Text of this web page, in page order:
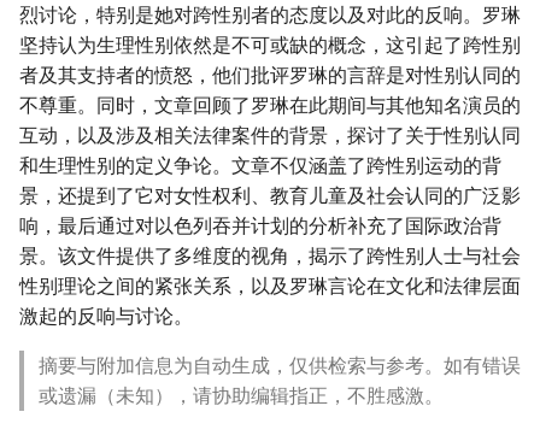
烈讨论，特别是她对跨性别者的态度以及对此的反响。罗琳
坚持认为生理性别依然是不可或缺的概念，这引起了跨性别
者及其支持者的愤怒，他们批评罗琳的言辞是对性别认同的
不尊重。同时，文章回顾了罗琳在此期间与其他知名演员的
互动，以及涉及相关法律案件的背景，探讨了关于性别认同
和生理性别的定义争论。文章不仅涵盖了跨性别运动的背
景，还提到了它对女性权利、教育儿童及社会认同的广泛影
响，最后通过对以色列吞并计划的分析补充了国际政治背
景。该文件提供了多维度的视角，揭示了跨性别人士与社会
性别理论之间的紧张关系，以及罗琳言论在文化和法律层面
激起的反响与讨论。
摘要与附加信息为自动生成，仅供检索与参考。如有错误
或遗漏（未知），请协助编辑指正，不胜感激。